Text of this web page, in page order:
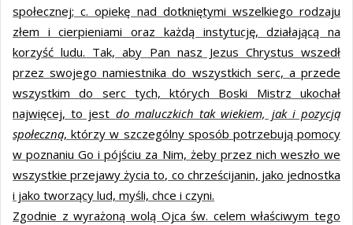
społecznej; c. opiekę nad dotkniętymi wszelkiego rodzaju
złem i cierpieniami oraz każdą instytucję, działającą na
korzyść ludu. Tak, aby Pan nasz Jezus Chrystus wszedł
przez swojego namiestnika do wszystkich serc, a przede
wszystkim do serc tych, których Boski Mistrz ukochał
najwięcej, to jest do maluczkich tak wiekiem, jak i pozycją
społeczną, którzy w szczególny sposób potrzebują pomocy
w poznaniu Go i pójściu za Nim, żeby przez nich weszło we
wszystkie przejawy życia to, co chrześcijanin, jako jednostka
i jako tworzący lud, myśli, chce i czyni.
Zgodnie z wyrażoną wolą Ojca św. celem właściwym tego